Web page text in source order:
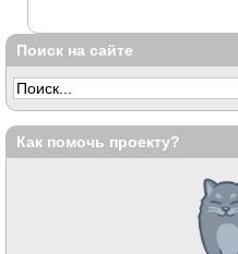
Поиск на сайте
Как помочь проекту?